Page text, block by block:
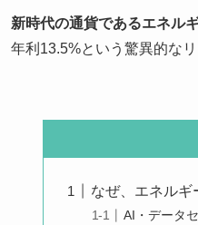
新時代の通貨であるエネル
年利13.5%という驚異的な
なぜ、エネルギ
AI・データ